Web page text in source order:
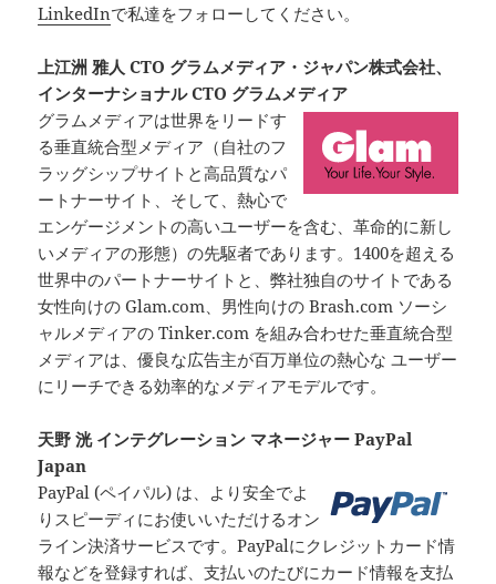
LinkedInで私達をフォローしてください。
上江洲 雅人 CTO グラムメディア・ジャパン株式会社、
インターナショナル CTO グラムメディア
グラムメディアは世界をリードす
る垂直統合型メディア（自社のフ
ラッグシップサイトと高品質なパ
ートナーサイト、そして、熱心で
エンゲージメントの高いユーザーを含む、革命的に新し
いメディアの形態）の先駆者であります。1400を超える
世界中のパートナーサイトと、弊社独自のサイトである
女性向けの Glam.com、男性向けの Brash.com ソーシ
ャルメディアの Tinker.com を組み合わせた垂直統合型
メディアは、優良な広告主が百万単位の熱心な ユーザー
にリーチできる効率的なメディアモデルです。
天野 洸 インテグレーション マネージャー PayPal
Japan
PayPal (ペイパル) は、より安全でよ
りスピーディにお使いいただけるオン
ライン決済サービスです。PayPalにクレジットカード情
報などを登録すれば、支払いのたびにカード情報を支払